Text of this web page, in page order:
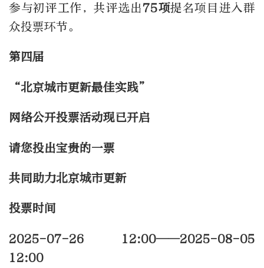
参与初评工作，共评选出75项提名项目进入群
众投票环节。
第四届
“北京城市更新最佳实践”
网络公开投票活动现已开启
请您投出宝贵的一票
共同助力北京城市更新
投票时间
2025-07-26 12:00——2025-08-05
12:00